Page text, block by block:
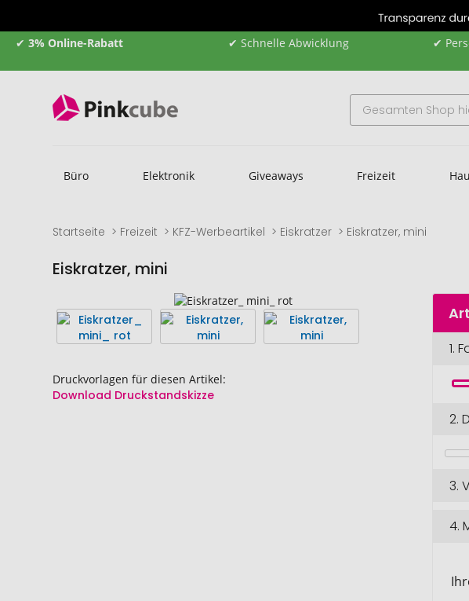
✔ 3% Online-Rabatt ✔ Schnelle Abwicklung ✔
Büro Elektronik Giveaways Freizeit
Startseite Freizeit KFZ-Werbeartikel Eiskratzer Eiskratzer, mini
Eiskratzer, mini
Ende
Bildgalerie
Druckvorlagen für diesen Artikel:
Download Druckstandskizze
Anfang
Bildgalerie
1.
2.
3.
4.